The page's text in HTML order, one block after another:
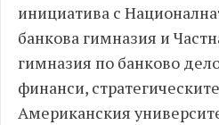
инициатива с
банкова гимназия и
гимназия по банково
финанси,
Американския